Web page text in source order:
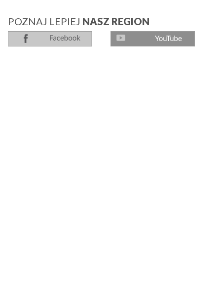
POZNAJ LEPIEJ NASZ REGION